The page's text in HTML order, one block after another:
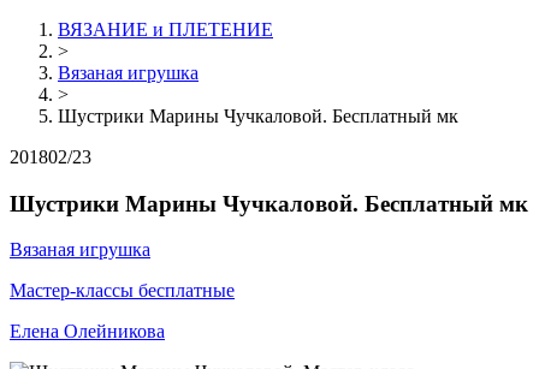
ВЯЗАНИЕ и ПЛЕТЕНИЕ
>
Вязаная игрушка
>
Шустрики Марины Чучкаловой. Бесплатный мк
201802/23
Шустрики Марины Чучкаловой. Бесплатный мк
Вязаная игрушка
Мастер-классы бесплатные
Елена Олейникова